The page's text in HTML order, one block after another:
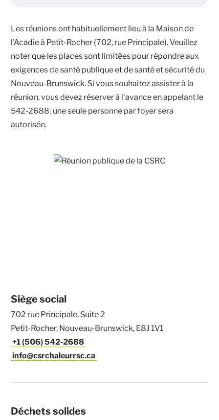
Les réunions ont habituellement lieu à la Maison de
l'Acadie à Petit-Rocher (702, rue Principale). Veuillez
noter que les places sont limitées pour répondre aux
exigences de santé publique et de santé et sécurité du
Nouveau-Brunswick. Si vous souhaitez assister à la
réunion, vous devez réserver à l'avance en appelant le
542-2688; une seule personne par foyer sera
autorisée.
Siège social
702 rue Principale, Suite 2
Petit-Rocher, Nouveau-Brunswick, E8J 1V1
+1 (506) 542-2688
info@csrchaleurrsc.ca
Déchets solides